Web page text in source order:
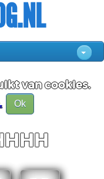
van cookies.
Ok